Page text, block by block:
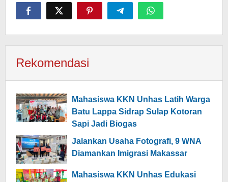
Rekomendasi
Mahasiswa KKN Unhas Latih Warga
Batu Lappa Sidrap Sulap Kotoran
Sapi Jadi Biogas
Jalankan Usaha Fotografi, 9 WNA
Diamankan Imigrasi Makassar
Mahasiswa KKN Unhas Edukasi